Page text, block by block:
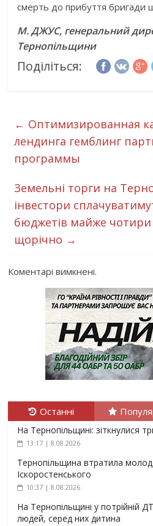
смерть до прибуття бригади
М. ДЖУС, генеральний
Тернопільщини
Поділіться:
← Оптимизированная
лендинга гемблинг
программы
Земельні торги на
інвестори
бюджетів майже
щорічно →
Коментарі вимкнені.
Останні
На Тернопільщині: зіткнулися
13:17 | 8.08.2026
Тернопільщина втратила
Іскоростенського
10:37 | 8.08.2026
На Тернопільщині у потрійній
людей, серед них дитина